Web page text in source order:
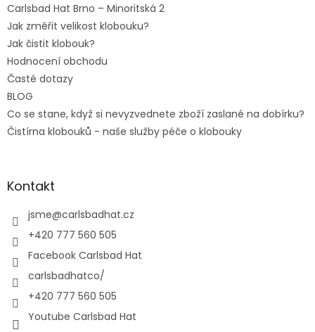
Carlsbad Hat Brno – Minoritská 2
Jak změřit velikost klobouku?
Jak čistit klobouk?
Hodnocení obchodu
Časté dotazy
BLOG
Co se stane, když si nevyzvednete zboží zaslané na dobírku?
Čistírna klobouků - naše služby péče o klobouky
Kontakt
jsme@carlsbadhat.cz
+420 777 560 505
Facebook Carlsbad Hat
carlsbadhatco/
+420 777 560 505
Youtube Carlsbad Hat